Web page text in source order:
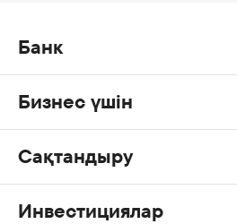
Банк
Бизнес үшін
Сақтандыру
Инвестициялар